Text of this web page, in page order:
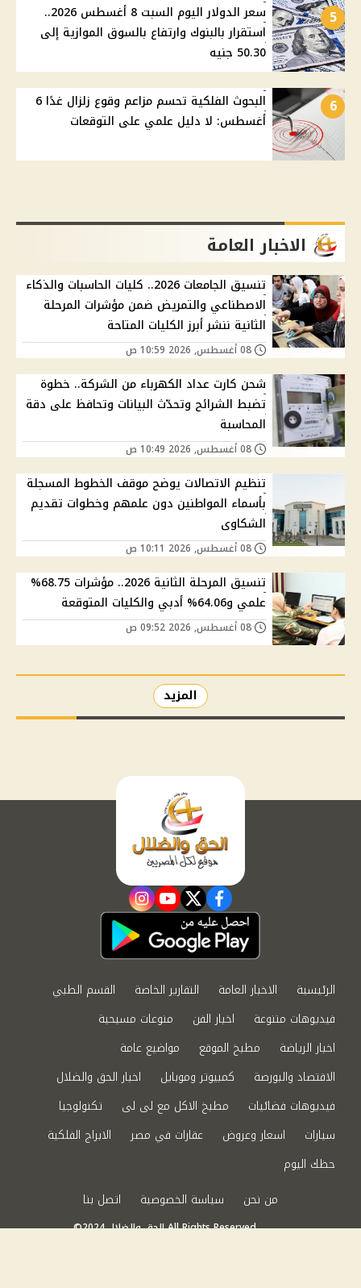
5
سعر الدولار اليوم السبت 8 أغسطس 2026..
استقرار بالبنوك وارتفاع بالسوق الموازية إلى
50.30 جنيه
6
البحوث الفلكية تحسم مزاعم وقوع زلزال غدًا 6
أغسطس: لا دليل علمي على التوقعات
الاخبار العامة
تنسيق الجامعات 2026.. كليات الحاسبات والذكاء
الاصطناعي والتمريض ضمن مؤشرات المرحلة
الثانية ننشر أبرز الكليات المتاحة
شحن كارت عداد الكهرباء من الشركة.. خطوة
تضبط الشرائح وتحدّث البيانات وتحافظ على دقة
المحاسبة
تنظيم الاتصالات يوضح موقف الخطوط المسجلة
بأسماء المواطنين دون علمهم وخطوات تقديم
الشكاوى
تنسيق المرحلة الثانية 2026.. مؤشرات 68.75%
علمي و64.06% أدبي والكليات المتوقعة
المزيد
facebook
twitter
youtube
instagram
الرئيسية الاخبار العامة التقارير الخاصة
القسم الطبي
فيديوهات متنوعة
اخبار الفن
منوعات مسيحية
اخبار الرياضة
مطبخ الموقع
مواضيع عامة
الاقتصاد والبورصة
كمبيوتر وموبايل
اخبار الحق والضلال
فيديوهات فضائيات
مطبخ الاكل مع لى لى
تكنولوجيا
سيارات
اسعار وعروض عقارات في مصر
الابراج الفلكية
حظك اليوم
من نحن
سياسة الخصوصية اتصل بنا
©2024 الحق والضلال All Rights Reserved.